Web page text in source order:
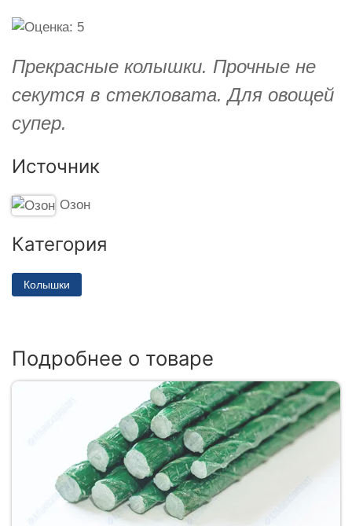
Прекрасные колышки. Прочные не
секутся в стекловата. Для овощей
супер.
Источник
Озон
Категория
Колышки
Подробнее о товаре